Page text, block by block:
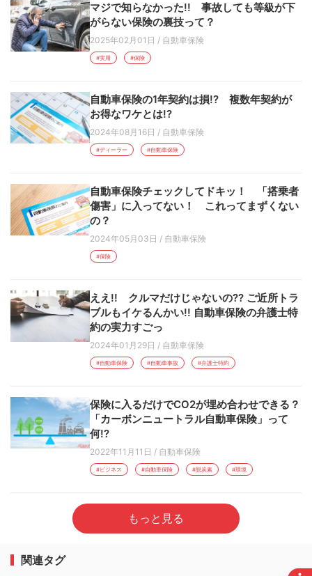
マジで知らなかった!! 事故しても等級が下
がらない保険の裏技って？
2025年02月01日 / 自動車保険
#実用 #保険
自動車保険の1年契約は損!? 複数年契約が
お得なワケとは!?
2024年08月16日 / 自動車保険
#ディーラー #自動車保険
自動車保険チェックしてドキッ！ 「搭乗者
傷害」に入ってない！ これってまずくない
の？
2024年05月03日 / 自動車保険
#保険
ええ!! クルマだけじゃないの?? ご近所トラ
ブルもイケるんかい!! 自動車保険の弁護士特
約の実力すごっ
2024年01月29日 / 自動車保険
#自動車保険 #自動車事故 #弁護士特約
保険に入るだけでCO2が埋め合わせできる？
「カーボンニュートラル自動車保険」って
何!?
2022年11月11日 / 自動車保険
#ビジネス #自動車保険 #脱炭素 #環境
もっと見る
関連タグ